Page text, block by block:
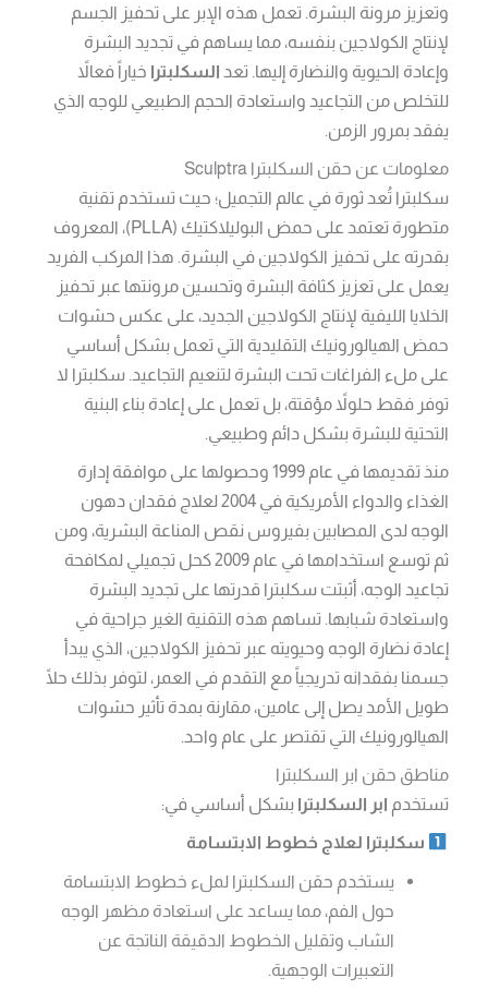
وتعزيز مرونة البشرة. تعمل هذه الإبر على تحفيز الجسم
لإنتاج الكولاجين بنفسه، مما يساهم في تجديد البشرة
وإعادة الحيوية والنضارة إليها. تعد السكلبترا خياراً فعالاً
للتخلص من التجاعيد واستعادة الحجم الطبيعي للوجه الذي
يفقد بمرور الزمن.
معلومات عن حقن السكلبترا Sculptra
سكلبترا تُعد ثورة في عالم التجميل؛ حيث تستخدم تقنية
متطورة تعتمد على حمض البوليلاكتيك (PLLA)، المعروف
بقدرته على تحفيز الكولاجين في البشرة. هذا المركب الفريد
يعمل على تعزيز كثافة البشرة وتحسين مرونتها عبر تحفيز
الخلايا الليفية لإنتاج الكولاجين الجديد، على عكس حشوات
حمض الهيالورونيك التقليدية التي تعمل بشكل أساسي
على ملء الفراغات تحت البشرة لتنعيم التجاعيد. سكلبترا لا
توفر فقط حلولاً مؤقتة، بل تعمل على إعادة بناء البنية
التحتية للبشرة بشكل دائم وطبيعي.
منذ تقديمها في عام 1999 وحصولها على موافقة إدارة
الغذاء والدواء الأمريكية في 2004 لعلاج فقدان دهون
الوجه لدى المصابين بفيروس نقص المناعة البشرية، ومن
ثم توسع استخدامها في عام 2009 كحل تجميلي لمكافحة
تجاعيد الوجه، أثبتت سكلبترا قدرتها على تجديد البشرة
واستعادة شبابها. تساهم هذه التقنية الغير جراحية في
إعادة نضارة الوجه وحيويته عبر تحفيز الكولاجين، الذي يبدأ
جسمنا بفقدانه تدريجياً مع التقدم في العمر، لتوفر بذلك حلًا
طويل الأمد يصل إلى عامين، مقارنة بمدة تأثير حشوات
الهيالورونيك التي تقتصر على عام واحد.
مناطق حقن ابر السكلبترا
تستخدم ابر السكلبترا بشكل أساسي في:
سكلبترا لعلاج خطوط الابتسامة
يستخدم حقن السكلبترا لملء خطوط الابتسامة
حول الفم، مما يساعد على استعادة مظهر الوجه
الشاب وتقليل الخطوط الدقيقة الناتجة عن
التعبيرات الوجهية.